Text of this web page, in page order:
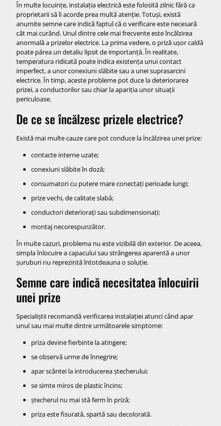
În multe locuințe, instalația electrică este folosită zilnic fără ca
proprietarii să îi acorde prea multă atenție. Totuși, există
anumite semne care indică faptul că o verificare este necesară
cât mai curând. Unul dintre cele mai frecvente este încălzirea
anormală a prizelor electrice. La prima vedere, o priză ușor caldă
poate părea un detaliu lipsit de importanță. În realitate,
temperatura ridicată poate indica existența unui contact
imperfect, a unor conexiuni slăbite sau a unei suprasarcini
electrice. În timp, aceste probleme pot duce la deteriorarea
prizei, a conductorilor sau chiar la apariția unor situații
periculoase.
De ce se încălzesc prizele electrice?
Există mai multe cauze care pot conduce la încălzirea unei prize:
contacte interne uzate;
conexiuni slăbite în doză;
consumatori cu putere mare conectați perioade lungi;
prize vechi, de calitate slabă;
conductori deteriorați sau subdimensionați;
montaj necorespunzător.
În multe cazuri, problema nu este vizibilă din exterior. De aceea,
simpla înlocuire a capacului sau strângerea aparentă a unor
șuruburi nu reprezintă întotdeauna o soluție.
Semne care indică necesitatea înlocuirii
unei prize
Specialiștii recomandă verificarea instalației atunci când apar
unul sau mai multe dintre următoarele simptome:
priza devine fierbinte la atingere;
se observă urme de înnegrire;
apar scântei la introducerea ștecherului;
se simte miros de plastic încins;
ștecherul nu mai stă ferm în priză;
priza este fisurată, spartă sau decolorată.